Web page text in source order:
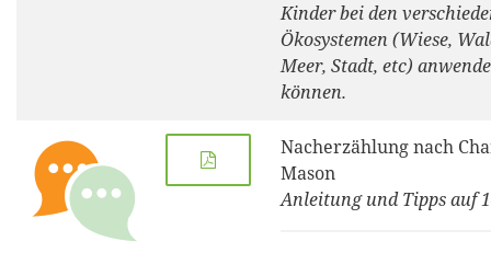
Kinder bei den
Ökosystemen (Wiese,
Meer, Stadt, etc)
können.
Nacherzählung nach
Mason
Anleitung und Tipps auf